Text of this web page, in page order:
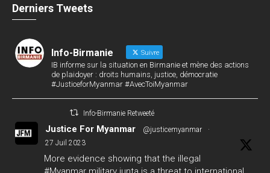
Derniers Tweets
Info-Birmanie Suivre
IB informe sur la situation en Birmanie et mène des actions
de plaidoyer : droits humains, justice, démocratie
#JusticeforMyanmar #AvecToiMyanmar
Info-Birmanie Retweeté
Justice For Myanmar @justicemyanmar
·
27 Juil 2023
More evidence showing that the illegal